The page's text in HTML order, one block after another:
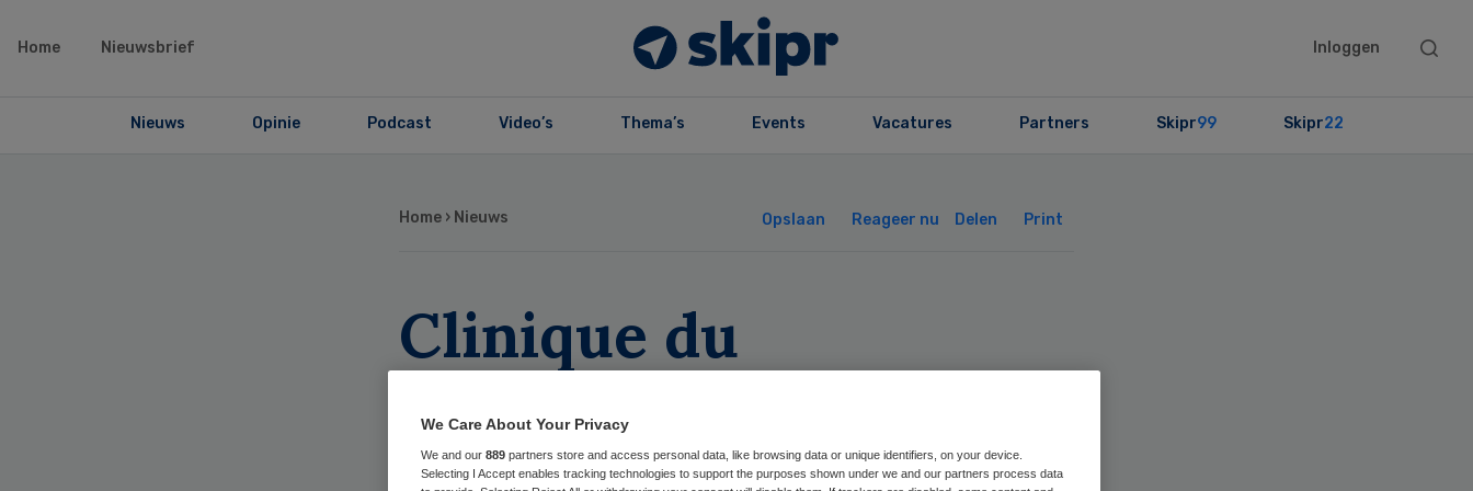
Home Nieuwsbrief Inloggen
Search
Nieuws Opinie Podcast Video’s Thema’s Events Vacatures Partners Skipr99 Skipr22
Home › Nieuws Opslaan Reageer nu Delen Print
Clinique du
Commerce was al
failliet voor sluiting
We Care About Your Privacy
We and our 889 partners store and access personal data, like browsing data or unique identifiers, on your device.
Selecting I Accept enables tracking technologies to support the purposes shown under we and our partners process data